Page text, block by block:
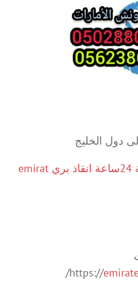
دول الخليج
” 24/7 – خدمة سطحة 24ساعة انقاذ بري emirat
https://
/